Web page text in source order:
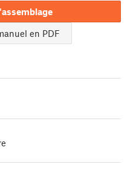
en PDF